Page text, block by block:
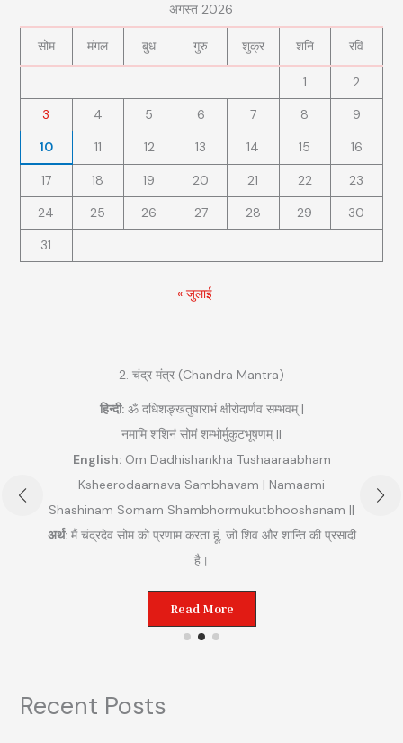
अगस्त 2026
सोम मंगल बुध गुरु शुक्र शनि रवि
1
2
3
4 5 6 7 8
9
10
11 12 13 14 15 16
17 18 19 20 21 22
23
24
25 26 27 28 29
30
31
« जुलाई
2. चंद्र मंत्र (Chandra Mantra)
हिन्दी:ॐ दधिशङ्खतुषाराभं क्षीरोदार्णव सम्भवम् |
नमामि शशिनं सोमं शम्भोर्मुकुटभूषणम् ||
English:Om Dadhishankha Tushaaraabham
Ksheerodaarnava Sambhavam | Namaami
Shashinam Somam Shambhormukutbhooshanam ||
अर्थ:मैं चंद्रदेव सोम को प्रणाम करता हूं, जो शिव और शान्ति की प्रसादी
है।
Read More
Recent Posts